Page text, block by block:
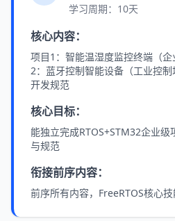
学习周期：10天
核心内容：
项目1：智能温湿度监控终端（
2：蓝牙控制智能设备（工业控
开发规范
核心目标：
能独立完成RTOS+STM32企业
与规范
衔接前序内容：
前序所有内容，FreeRTOS核心